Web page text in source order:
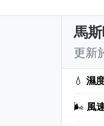
馬
更新
💧 濕
🌬️ 風